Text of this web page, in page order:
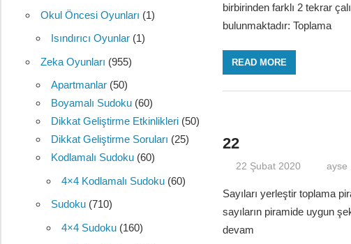
birbirinden farklı 2 tekrar
bulunmaktadır: Toplama
READ MORE
22
22 Şubat 2020 ayse
Sayıları yerleştir toplama
sayıların piramide uygun
devam
Okul Öncesi Oyunları (1)
Isındırıcı Oyunlar(1)
Zeka Oyunları (955)
Apartmanlar(50)
Boyamalı Sudoku(60)
Dikkat Geliştirme Etkinlikleri(50)
Dikkat Geliştirme Soruları (25)
Kodlamalı Sudoku(60)
4×4 Kodlamalı Sudoku(60)
Sudoku(710)
4×4 Sudoku(160)